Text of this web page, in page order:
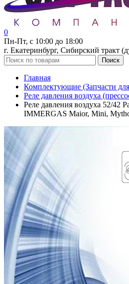
0
Пн-Пт, с 10:00 до 18:00
г. Екатеринбург, Сибирский тракт
Поиск
Главная
Комплектующие (Запчасти
Реле давления воздуха
Реле давления воздуха 52/42
IMMERGAS Maior, Mini,